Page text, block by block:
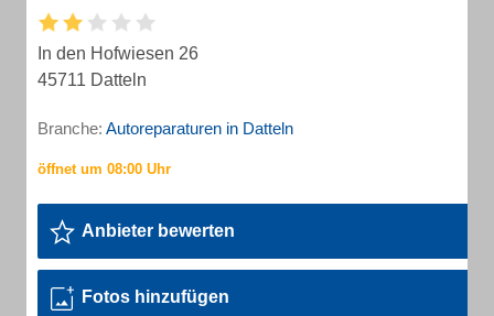
In den Hofwiesen 26
45711 Datteln
Branche: Autoreparaturen in Datteln
Anbieter bewerten
Fotos hinzufügen